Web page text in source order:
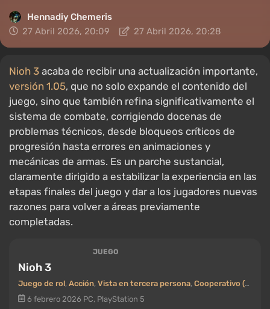
Hennadiy Chemеris
27 Abril 2026, 20:09
27 Abril 2026, 20:28
Nioh 3 acaba de recibir una actualización importante,
versión 1.05, que no solo expande el contenido del
juego, sino que también refina significativamente el
sistema de combate, corrigiendo docenas de
problemas técnicos, desde bloqueos críticos de
progresión hasta errores en animaciones y
mecánicas de armas. Es un parche sustancial,
claramente dirigido a estabilizar la experiencia en las
etapas finales del juego y dar a los jugadores nuevas
razones para volver a áreas previamente
completadas.
JUEGO
Nioh 3
Juego de rol, Acción, Vista en tercera persona, Cooperativo (co-op)
6 febrero 2026 PC, PlayStation 5